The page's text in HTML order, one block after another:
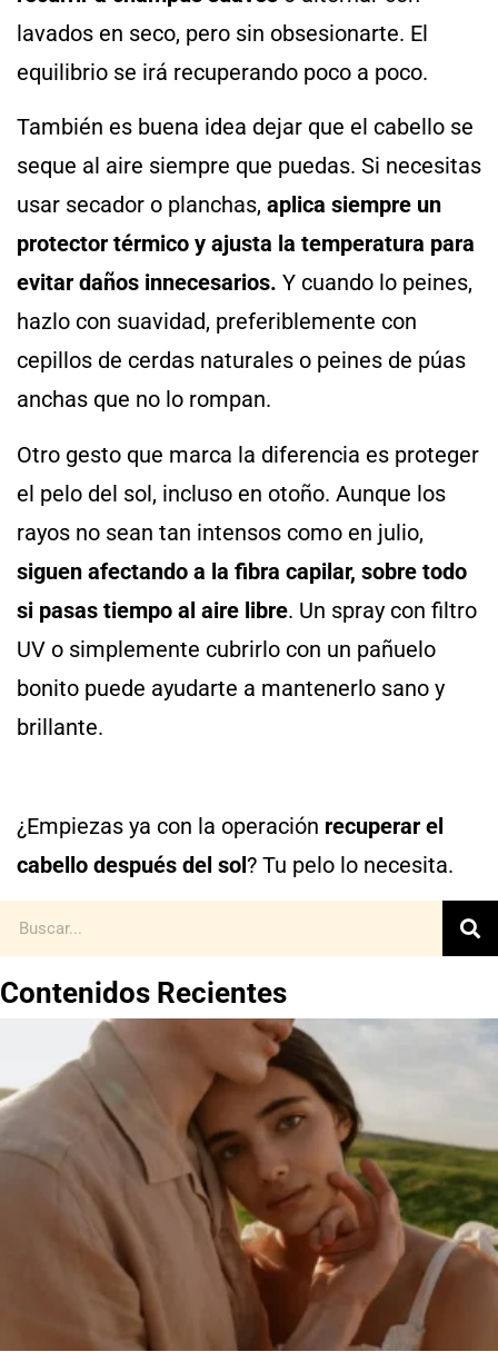
lavados en seco, pero sin obsesionarte. El
equilibrio se irá recuperando poco a poco.
También es buena idea dejar que el cabello se
seque al aire siempre que puedas. Si necesitas
usar secador o planchas, aplica siempre un
protector térmico y ajusta la temperatura para
evitar daños innecesarios. Y cuando lo peines,
hazlo con suavidad, preferiblemente con
cepillos de cerdas naturales o peines de púas
anchas que no lo rompan.
Otro gesto que marca la diferencia es proteger
el pelo del sol, incluso en otoño. Aunque los
rayos no sean tan intensos como en julio,
siguen afectando a la fibra capilar, sobre todo
si pasas tiempo al aire libre. Un spray con filtro
UV o simplemente cubrirlo con un pañuelo
bonito puede ayudarte a mantenerlo sano y
brillante.
¿Empiezas ya con la operación recuperar el
cabello después del sol? Tu pelo lo necesita.
Contenidos Recientes